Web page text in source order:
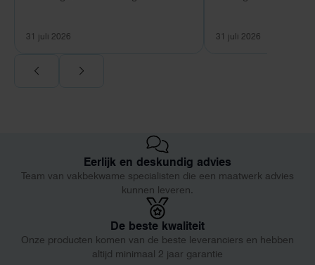
Ook de nazorg is uitgebreid.
Voor ondernemers extra interessant:
en hoger vastrecht. Via Helion
bereikten we hetzelfde voor een
kwart van die kosten, plus
noodstroom voor de hele camping
en zicht op zelfvoorziening met
zonnepanelen. Een aanrader bij
31 juli 2026 31 juli 2026
Eerlijk en deskundig advies
Team van vakbekwame specialisten die een maatwerk advies
kunnen leveren.
De beste kwaliteit
Onze producten komen van de beste leveranciers en hebben
altijd minimaal 2 jaar garantie